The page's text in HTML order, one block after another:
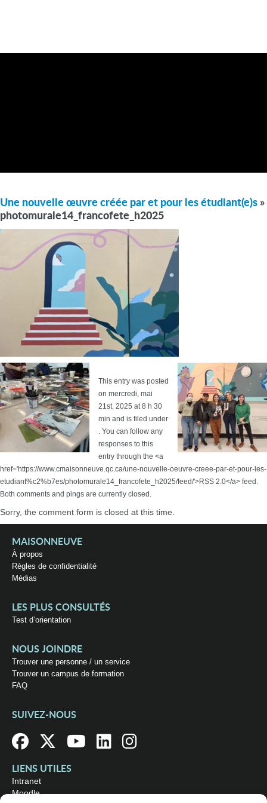
Une nouvelle œuvre créée par et pour les étudiant(e)s »
photomurale14_francofete_h2025
This entry was posted
on mercredi, mai
21st, 2025 at 8 h 30
min and is filed under
. You can follow any
responses to this
entry through the <a
href='https://www.cmaisonneuve.qc.ca/une-nouvelle-oeuvre-creee-par-et-pour-les-
etudiant%c2%b7es/photomurale14_francofete_h2025/feed/'>RSS 2.0</a> feed.
Both comments and pings are currently closed.
Sorry, the comment form is closed at this time.
MAISONNEUVE
À propos
Règles de confidentialité
Médias
LES PLUS CONSULTÉS
Test d’orientation
NOUS JOINDRE
Trouver une personne / un service
Trouver un campus de formation
FAQ
SUIVEZ-NOUS
LIENS UTILES
Intranet
Moodle